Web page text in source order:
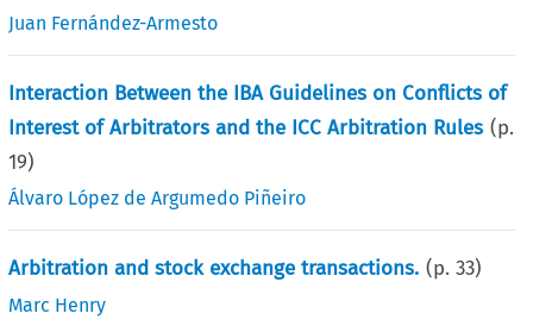
Juan Fernández-Armesto
Interaction Between the IBA Guidelines on Conflicts of
Interest of Arbitrators and the ICC Arbitration Rules (p.
19)
Álvaro López de Argumedo Piñeiro
Arbitration and stock exchange transactions. (p.33)
Marc Henry